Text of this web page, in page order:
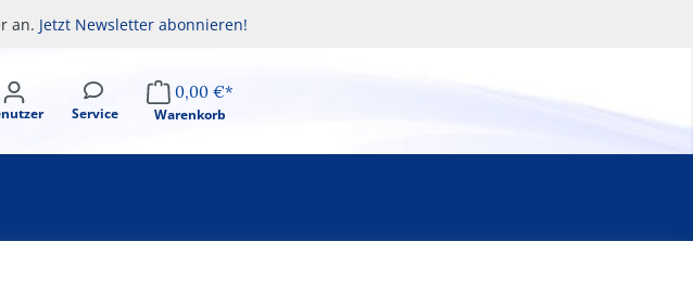
an. Jetzt Newsletter abonnieren!
Service
0,00 €*
Warenkorb